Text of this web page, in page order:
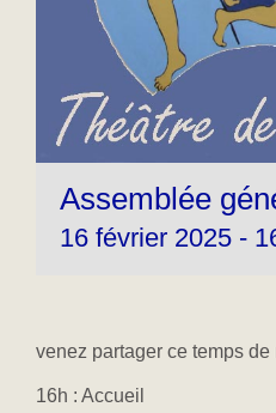
Assemblée
16 février 2025 -
venez partager ce temps de
16h : Accueil